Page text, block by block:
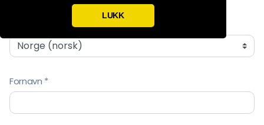
LUKK
Fornavn